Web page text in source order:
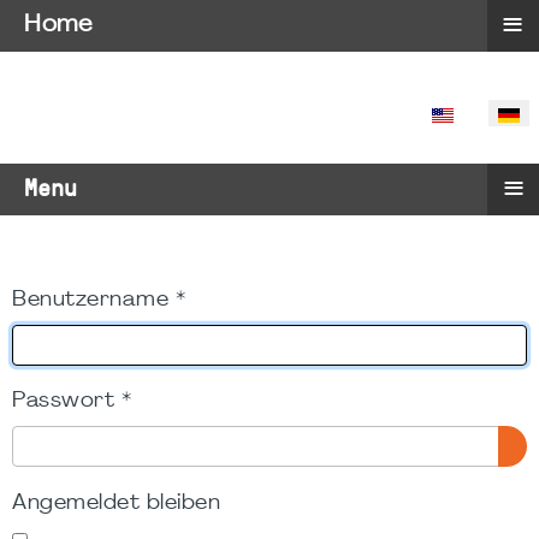
SPRACHE
Menu ≡
Benutzername *
Passwort *
Angemeldet bleiben
Home ≡